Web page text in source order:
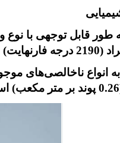
طور قابل توجهی با نوع